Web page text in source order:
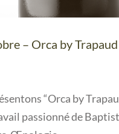
– Orca by
“Orca by
passionné de